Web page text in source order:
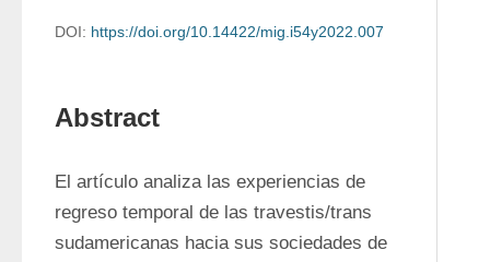
DOI: https://doi.org/10.14422/mig.i54y2022.007
Abstract
El artículo analiza las experiencias de
regreso temporal de las travestis/trans
sudamericanas hacia sus sociedades de